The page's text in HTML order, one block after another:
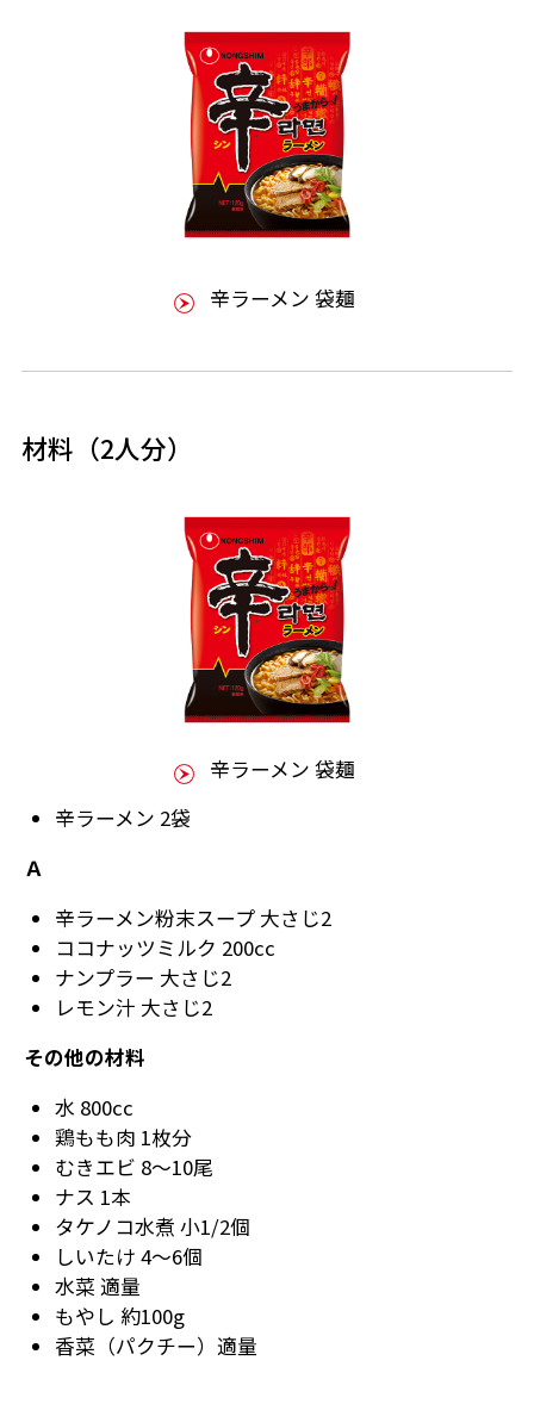
辛ラーメン 袋麺
材料（2人分）
辛ラーメン 袋麺
辛ラーメン 2袋
Ａ
辛ラーメン粉末スープ 大さじ2
ココナッツミルク 200cc
ナンプラー 大さじ2
レモン汁 大さじ2
その他の材料
水 800cc
鶏もも肉 1枚分
むきエビ 8～10尾
ナス 1本
タケノコ水煮 小1/2個
しいたけ 4～6個
水菜 適量
もやし 約100g
香菜（パクチー）適量